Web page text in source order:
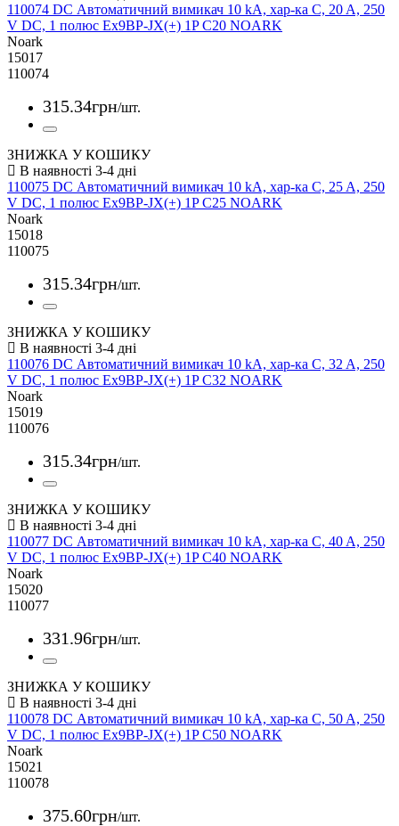
110074 DC Автоматичний вимикач 10 kA, хар-ка C, 20 A, 250
V DC, 1 полюс Ex9BP-JX(+) 1P C20 NOARK
Noark
15017
110074
315.34грн/шт.
ЗНИЖКА У КОШИКУ
110075 DC Автоматичний вимикач 10 kA, хар-ка C, 25 A, 250
V DC, 1 полюс Ex9BP-JX(+) 1P C25 NOARK
Noark
15018
110075
315.34грн/шт.
ЗНИЖКА У КОШИКУ
110076 DC Автоматичний вимикач 10 kA, хар-ка C, 32 A, 250
V DC, 1 полюс Ex9BP-JX(+) 1P C32 NOARK
Noark
15019
110076
315.34грн/шт.
ЗНИЖКА У КОШИКУ
110077 DC Автоматичний вимикач 10 kA, хар-ка C, 40 A, 250
V DC, 1 полюс Ex9BP-JX(+) 1P C40 NOARK
Noark
15020
110077
331.96грн/шт.
ЗНИЖКА У КОШИКУ
110078 DC Автоматичний вимикач 10 kA, хар-ка C, 50 A, 250
V DC, 1 полюс Ex9BP-JX(+) 1P C50 NOARK
Noark
15021
110078
375.60грн/шт.